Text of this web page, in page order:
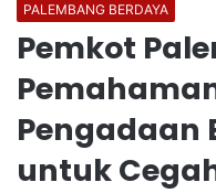
PALEMBANG BERDAYA
Pemkot
Pengadaan
untuk